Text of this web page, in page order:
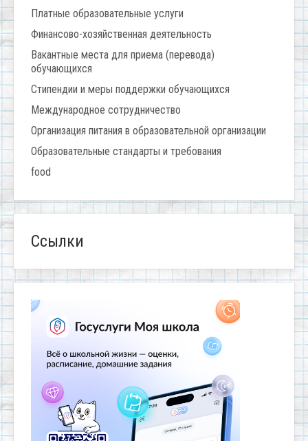
Платные образовательные услуги
Финансово-хозяйственная деятельность
Вакантные места для приема (перевода)
обучающихся
Стипендии и меры поддержки обучающихся
Международное сотрудничество
Организация питания в образовательной организации
Образовательные стандарты и требования
food
Ссылки